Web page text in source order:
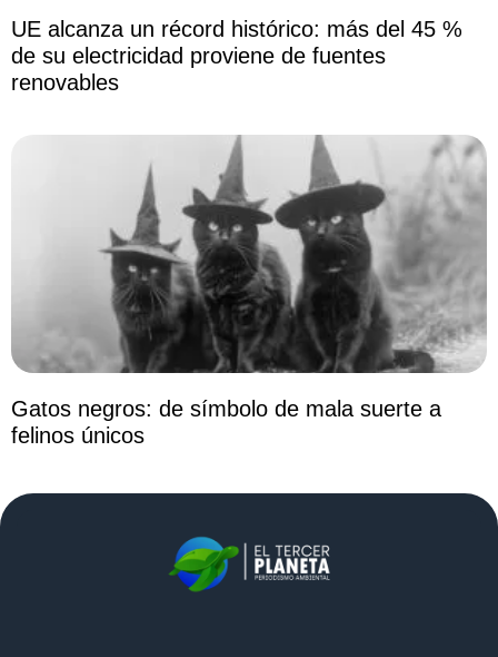
UE alcanza un récord histórico: más del 45 %
de su electricidad proviene de fuentes
renovables
Gatos negros: de símbolo de mala suerte a
felinos únicos